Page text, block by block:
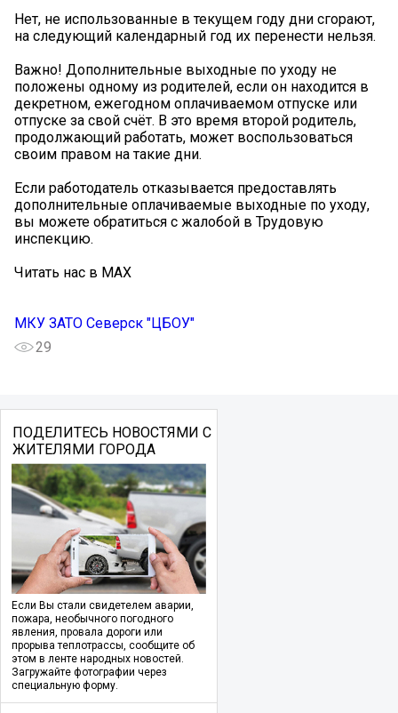
Нет, не использованные в текущем году дни сгорают,
на следующий календарный год их перенести нельзя.
Важно! Дополнительные выходные по уходу не
положены одному из родителей, если он находится в
декретном, ежегодном оплачиваемом отпуске или
отпуске за свой счёт. В это время второй родитель,
продолжающий работать, может воспользоваться
своим правом на такие дни.
Если работодатель отказывается предоставлять
дополнительные оплачиваемые выходные по уходу,
вы можете обратиться с жалобой в Трудовую
инспекцию.
Читать нас в MAX
МКУ ЗАТО Северск "ЦБОУ"
29
ПОДЕЛИТЕСЬ НОВОСТЯМИ С
ЖИТЕЛЯМИ ГОРОДА
Если Вы стали свидетелем аварии,
пожара, необычного погодного
явления, провала дороги или
прорыва теплотрассы, сообщите об
этом в ленте народных новостей.
Загружайте фотографии через
специальную форму.